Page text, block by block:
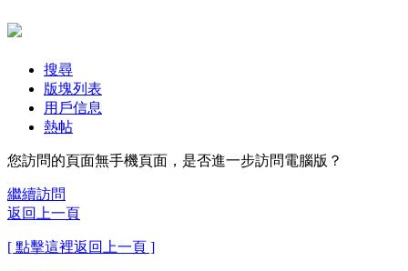
搜尋
版塊列表
用戶信息
熱帖
您訪問的頁面無手機頁面，是否進一步訪問電腦版？
繼續訪問
返回上一頁
[ 點擊這裡返回上一頁 ]